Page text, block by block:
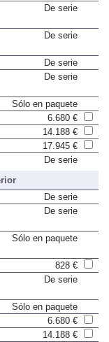
De serie
De serie
De serie
De serie
Sólo en paquete
6.680 €
14.188 €
17.945 €
De serie
De serie
De serie
Sólo en paquete
828 €
De serie
Sólo en paquete
6.680 €
14.188 €